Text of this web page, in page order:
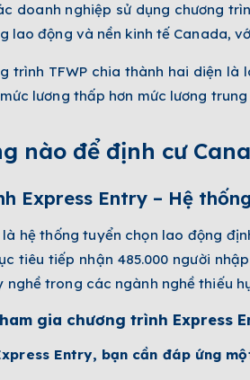
doanh nghiệp sử dụng chương
lao động và nền kinh tế Canada,
trình TFWP chia thành hai diện
lương thấp hơn mức lương
nào để định cư
Express Entry – Hệ
hệ thống tuyển chọn lao động
tiêu tiếp nhận 485.000 người
nghề trong các ngành nghề thiếu
gia chương trình Express
Entry, bạn cần đáp ứng